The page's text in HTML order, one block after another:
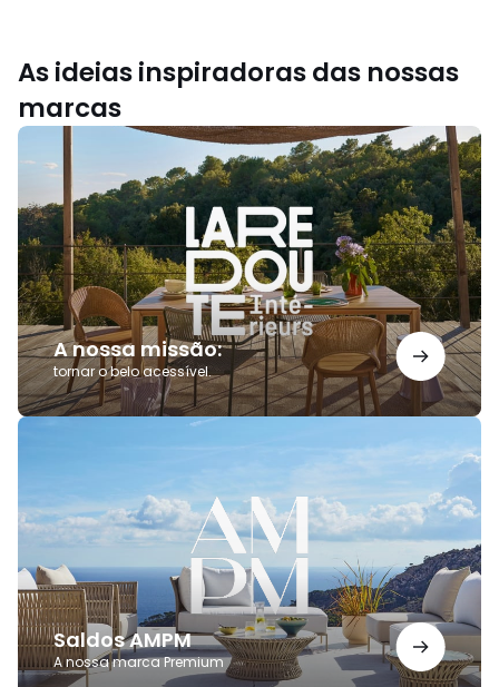
As ideias inspiradoras das nossas
marcas
A nossa missão:
tornar o belo acessível.
A
nossa
Saldos AMPM
A nossa marca Premium
Saldos